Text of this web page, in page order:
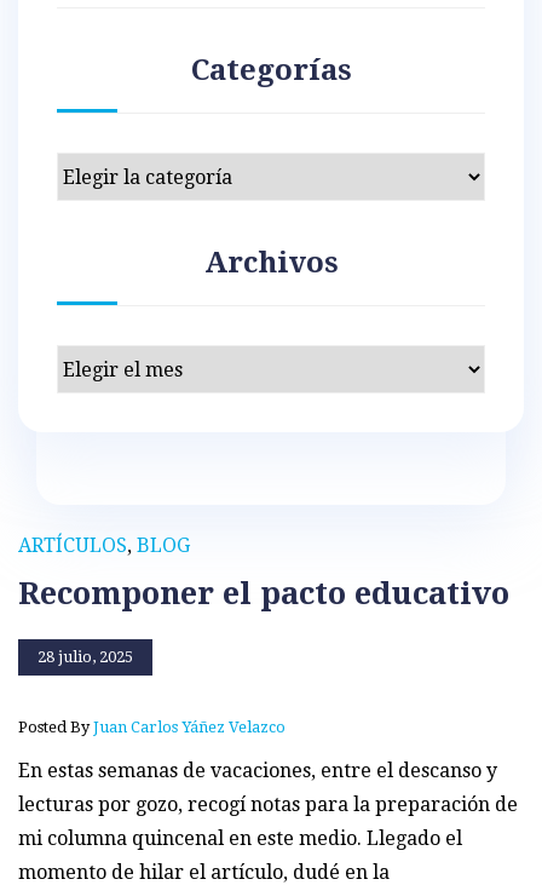
ARTÍCULOS, BLOG
Recomponer el pacto educativo
28 julio, 2025
Posted ByJuan Carlos Yáñez Velazco
En estas semanas de vacaciones, entre el descanso y
lecturas por gozo, recogí notas para la preparación de
mi columna quincenal en este medio. Llegado el
momento de hilar el artículo, dudé en la
Categorías
Categorías
Archivos
Archivos